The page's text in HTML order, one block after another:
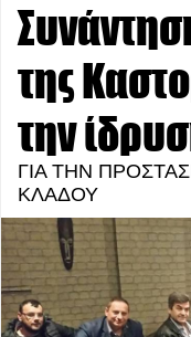
της
την
ΓΙΑ ΤΗΝ
ΚΛΑΔΟΥ